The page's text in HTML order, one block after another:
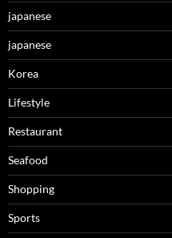
japanese
japanese
Korea
Lifestyle
Restaurant
Seafood
Shopping
Sports